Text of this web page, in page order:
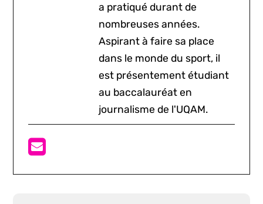
a pratiqué durant de
nombreuses années.
Aspirant à faire sa place
dans le monde du sport, il
est présentement étudiant
au baccalauréat en
journalisme de l'UQAM.